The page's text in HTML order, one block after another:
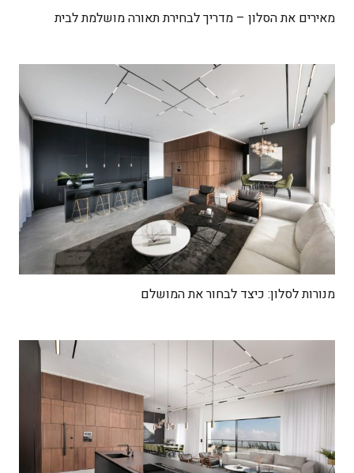
מאירים את הסלון – מדריך לבחירת תאורה מושלמת לבית
מנורות לסלון: כיצד לבחור את המושלם